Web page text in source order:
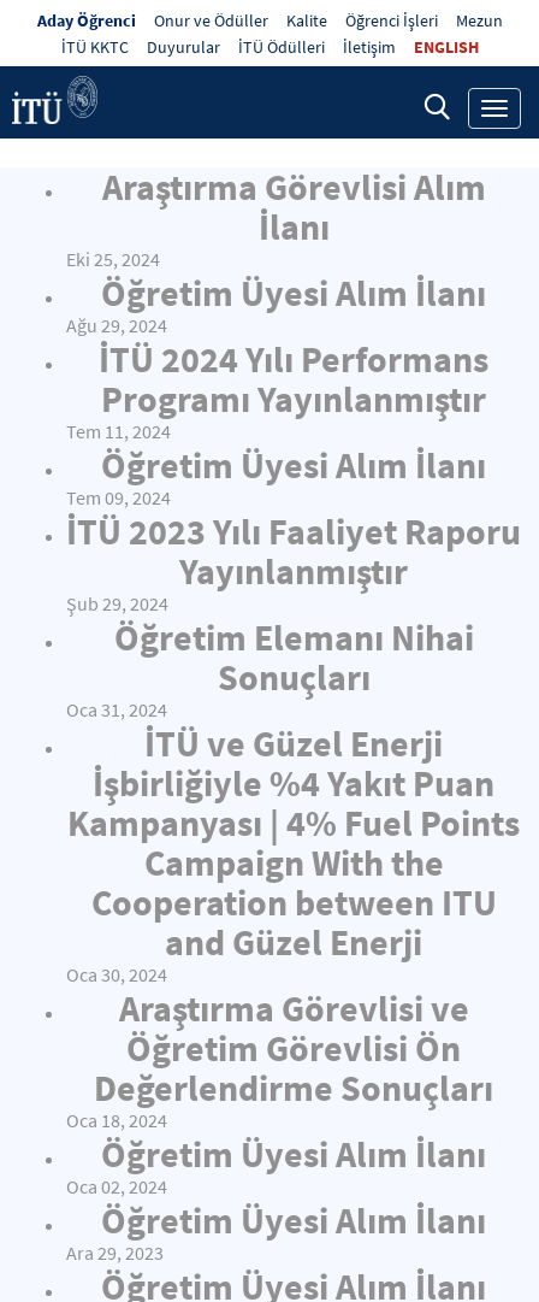
Aday Öğrenci Onur ve Ödüller Kalite Öğrenci İşleri
Mezun
İTÜ KKTC
Duyurular İTÜ Ödülleri İletişim ENGLISH
Araştırma Görevlisi Alım
İlanı
Eki 25, 2024
Öğretim Üyesi Alım İlanı
Ağu 29, 2024
İTÜ 2024 Yılı Performans
Programı Yayınlanmıştır
Tem 11, 2024
Öğretim Üyesi Alım İlanı
Tem 09, 2024
İTÜ 2023 Yılı Faaliyet Raporu
Yayınlanmıştır
Şub 29, 2024
Öğretim Elemanı Nihai
Sonuçları
Oca 31, 2024
İTÜ ve Güzel Enerji
İşbirliğiyle %4 Yakıt Puan
Kampanyası | 4% Fuel Points
Campaign With the
Cooperation between ITU
and Güzel Enerji
Oca 30, 2024
Araştırma Görevlisi ve
Öğretim Görevlisi Ön
Değerlendirme Sonuçları
Oca 18, 2024
Öğretim Üyesi Alım İlanı
Oca 02, 2024
Öğretim Üyesi Alım İlanı
Ara 29, 2023
Öğretim Üyesi Alım İlanı